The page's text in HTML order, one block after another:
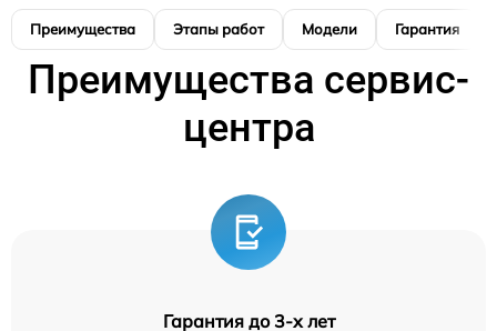
Преимущества Этапы работ Модели Гарантия
Преимущества сервис-
центра
Гарантия до 3-х лет